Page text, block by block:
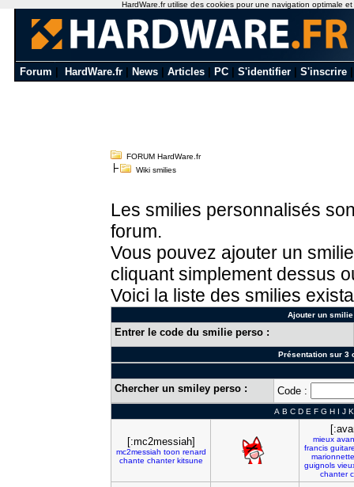
Forum HardWare.fr News Articles PC S'identifier S'inscrire
FORUM HardWare.fr
Wiki smilies
Les smilies personnalisés
forum.
Vous pouvez ajouter un
cliquant simplement dessus
Voici la liste des smilies
Ajouter un
Entrer le code du smilie perso :
Présentation sur 3
Chercher un smiley perso : Code :
A B C D E F G H I J K
[:mc2messiah]
mc2messiah toon renard
chante chanter kitsune
mieux
francis
marionnette
guignols
chanter
HardWare.fr utilise des cookies pour une navigation optimale